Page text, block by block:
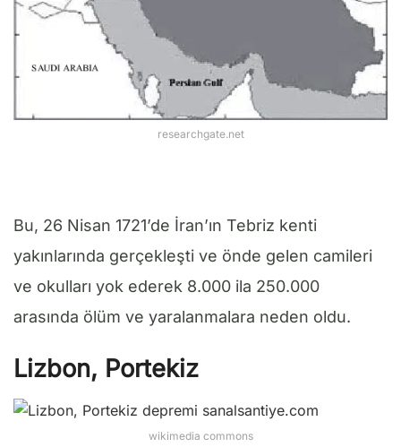
researchgate.net
Bu, 26 Nisan 1721’de İran’ın Tebriz kenti
yakınlarında gerçekleşti ve önde gelen camileri
ve okulları yok ederek 8.000 ila 250.000
arasında ölüm ve yaralanmalara neden oldu.
Lizbon, Portekiz
wikimedia commons